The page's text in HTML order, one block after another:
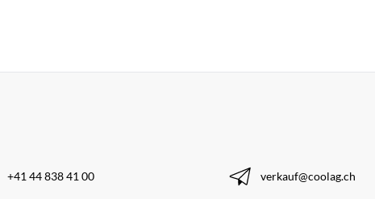
+41 44 838 41 00 verkauf@coolag.ch